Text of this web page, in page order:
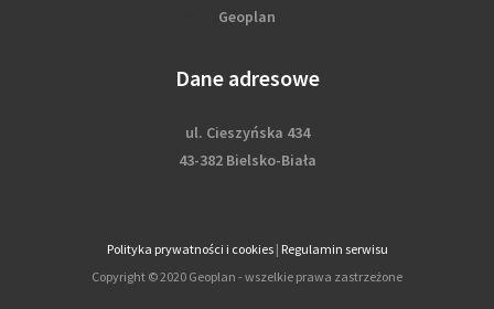
Geoplan
Dane adresowe
ul. Cieszyńska 434
43-382 Bielsko-Biała
Polityka prywatności i cookies| Regulamin serwisu
Copyright © 2020 Geoplan - wszelkie prawa zastrzeżone